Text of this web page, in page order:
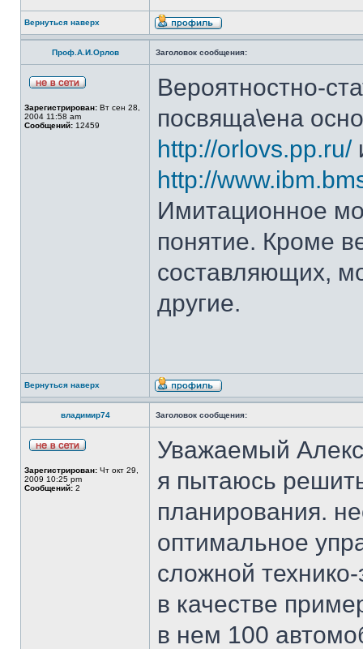
Вернуться наверх
Проф.А.И.Орлов Заголовок сообщения:
Зарегистрирован: Вт сен 28,
2004 11:58 am
Сообщений: 12459
Вероятностно-
посвяща\ена
http://orlovs.pp.ru/
http://
Имитационное
понятие. Кроме
составляющих,
другие.
Вернуться наверх
владимир74 Заголовок сообщения:
Зарегистрирован: Чт окт 29,
2009 10:25 pm
Сообщений: 2
Уважаемый
я пытаюсь
планирования.
оптимальное
сложной
в качестве
в нем 100